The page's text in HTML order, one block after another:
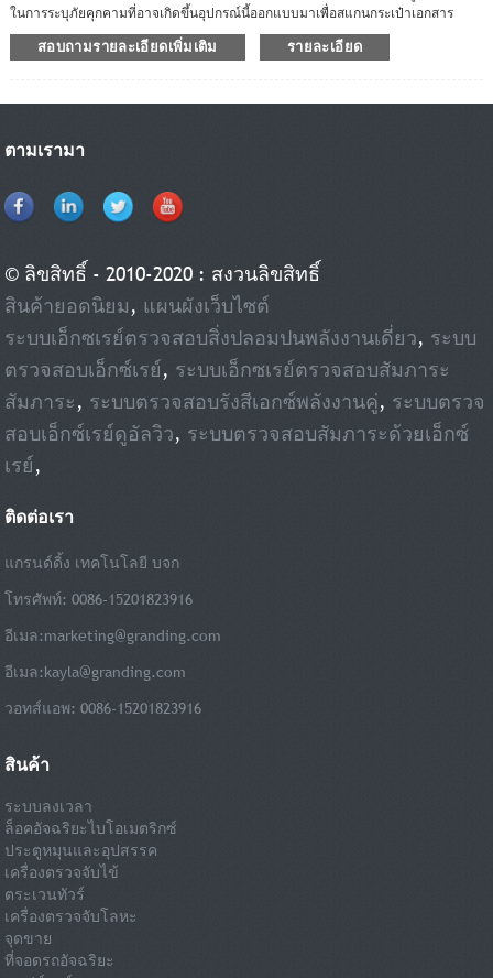
ในการระบุภัยคุกคามที่อาจเกิดขึ้นอุปกรณ์นี้ออกแบบมาเพื่อสแกนกระเป๋าเอกสาร
สัมภาระถือขึ้นเครื่อง และพัสดุบรรทุกขนาดเล็กZKX6550 ใช้เครื่องกำเนิดรังสีเอกซ์
คุณภาพสูงที่เชื่อถือได้ด้วยอัลกอริธึมรูปภาพที่ยอดเยี่ยม ZKX6550 สามารถนำเสนอภาพ
ระบุสิ่งของต้องสงสัยได้อย่างรวดเร็วและแม่นยำ
สอบถามรายละเอียดเพิ่มเติม รายละเอียด
ตามเรามา
© ลิขสิทธิ์ - 2010-2020 : สงวนลิขสิทธิ์
สินค้ายอดนิยม, แผนผังเว็บไซต์
ระบบเอ็กซเรย์ตรวจสอบสิ่งปลอมปนพลังงานเดี่ยว, ระบบ
ตรวจสอบเอ็กซ์เรย์, ระบบเอ็กซเรย์ตรวจสอบสัมภาระ
สัมภาระ, ระบบตรวจสอบรังสีเอกซ์พลังงานคู่, ระบบตรวจ
สอบเอ็กซ์เรย์ดูอัลวิว, ระบบตรวจสอบสัมภาระด้วยเอ็กซ์
เรย์,
ติดต่อเรา
แกรนด์ดิ้ง เทคโนโลยี บจก
โทรศัพท์: 0086-15201823916
อีเมล:marketing@granding.com
อีเมล:kayla@granding.com
วอทส์แอพ: 0086-15201823916
สินค้า
ระบบลงเวลา
ล็อคอัจฉริยะไบโอเมตริกซ์
ประตูหมุนและอุปสรรค
เครื่องตรวจจับไข้
ตระเวนทัวร์
เครื่องตรวจจับโลหะ
จุดขาย
ที่จอดรถอัจฉริยะ